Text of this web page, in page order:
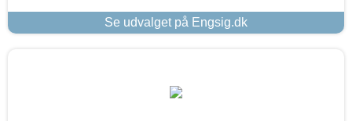
Se udvalget på Engsig.dk